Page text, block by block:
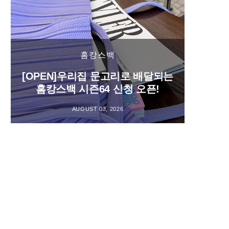
홈캉스백
[OPEN]우리집 문고리로 배달되는
홈캉스백 시즌64 신청 오픈!
AUGUST 03, 2026